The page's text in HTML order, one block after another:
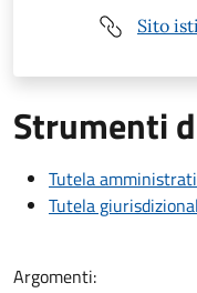
Sito
Strumenti
Tutela
Tutela
Argomenti: